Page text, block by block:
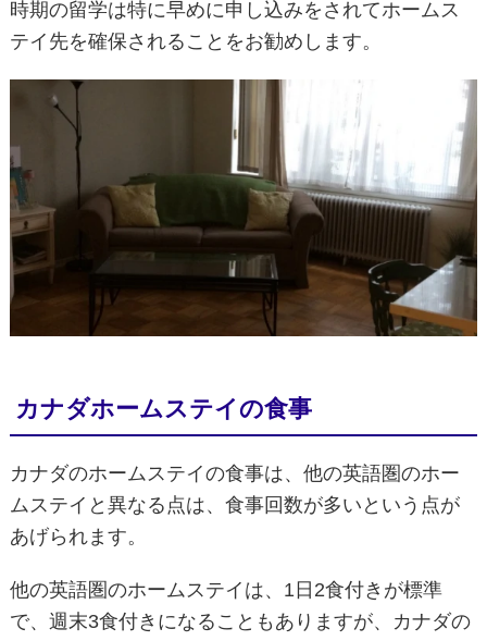
時期の留学は特に早めに申し込みをされてホームス
テイ先を確保されることをお勧めします。
カナダホームステイの食事
カナダのホームステイの食事は、他の英語圏のホー
ムステイと異なる点は、食事回数が多いという点が
あげられます。
他の英語圏のホームステイは、1日2食付きが標準
で、週末3食付きになることもありますが、カナダの